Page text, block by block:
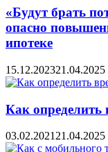
«Будут брать
опасно
ипотеке
15.12.202321.04.2025
Как определить
03.02.2021 21.04.2025